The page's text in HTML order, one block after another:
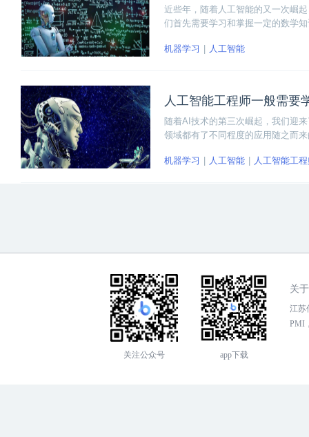
近些年，随着人工智能的又一次崛
们首先需要学习和掌握一定的数学
机器学习
人工智能
人工智能工程师一般需要
随着AI技术的第三次崛起，我们迎
领域都有了不同程度的应用随之而
语言处理、数据挖掘以及图像处理
机器学习 人工智能 人工智能工
关注公众号 app下载
关
江苏
PMI